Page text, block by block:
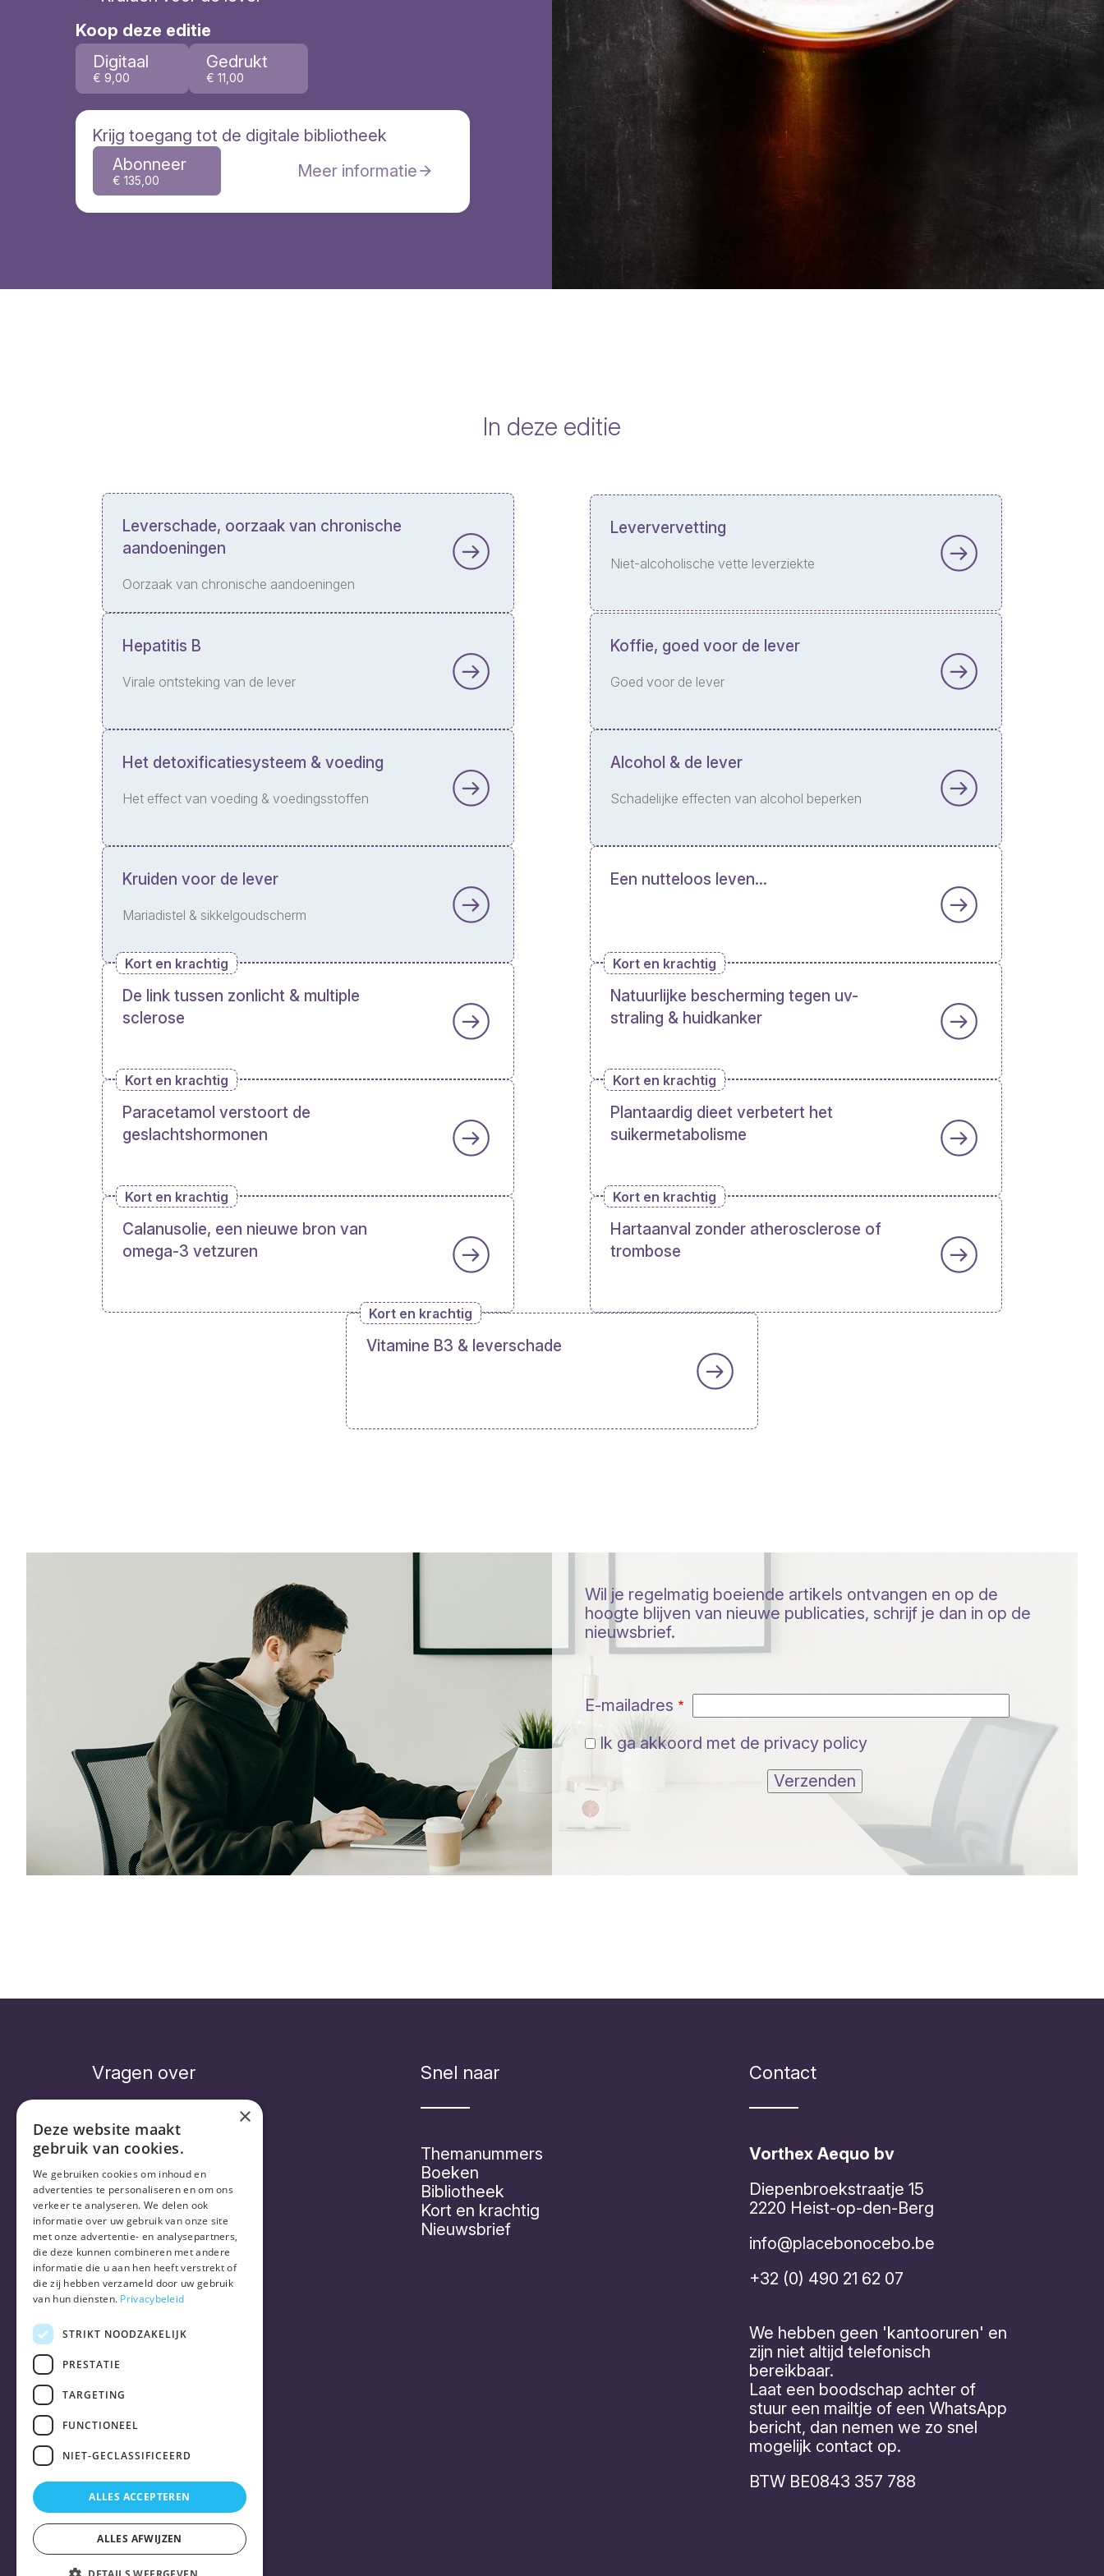
Koop deze editie
€ 9,00
Digitaal
€ 11,00
Gedrukt
Krijg toegang tot de digitale bibliotheek
Abonneer
€ 135,00 Meer informatie
In deze editie
Leverschade, oorzaak van chronische
aandoeningen
Oorzaak van chronische aandoeningen
Leververvetting
Niet-alcoholische vette leverziekte
Hepatitis B
Virale ontsteking van de lever
Koffie, goed voor de lever
Goed voor de lever
Het detoxificatiesysteem & voeding
Het effect van voeding & voedingsstoffen
Alcohol & de lever
Schadelijke effecten van alcohol beperken
Kruiden voor de lever
Mariadistel & sikkelgoudscherm
Een nutteloos leven...
Kort en krachtig
De link tussen zonlicht & multiple
sclerose
Kort en krachtig
Natuurlijke bescherming tegen uv-
straling & huidkanker
Kort en krachtig
Paracetamol verstoort de
geslachtshormonen
Kort en krachtig
Plantaardig dieet verbetert het
suikermetabolisme
Kort en krachtig
Calanusolie, een nieuwe bron van
omega-3 vetzuren
Kort en krachtig
Hartaanval zonder atherosclerose of
trombose
Kort en krachtig
Vitamine B3 & leverschade
Wil je regelmatig boeiende artikels ontvangen en op de
hoogte blijven van nieuwe publicaties, schrijf je dan in op de
nieuwsbrief.
E-mailadres
Ik ga akkoord met de privacy policy
Verzenden
Vragen over
Veelgestelde vragen
Abonnement
Levering
Snel naar
Themanummers
Boeken
Bibliotheek
Kort en krachtig
Nieuwsbrief
Contact
Vorthex Aequo bv
Diepenbroekstraatje 15
2220 Heist-op-den-Berg
info@placebonocebo.be
+32 (0) 490 21 62 07
We hebben geen 'kantooruren' en
zijn niet altijd telefonisch
bereikbaar.
Laat een boodschap achter of
stuur een mailtje of een WhatsApp
bericht, dan nemen we zo snel
mogelijk contact op.
BTW BE0843 357 788
×
Deze website maakt
gebruik van cookies.
We gebruiken cookies om inhoud en
advertenties te personaliseren en om ons
verkeer te analyseren. We delen ook
informatie over uw gebruik van onze site
met onze advertentie- en analysepartners,
die deze kunnen combineren met andere
informatie die u aan hen heeft verstrekt of
die zij hebben verzameld door uw gebruik
van hun diensten. Privacybeleid
STRIKT NOODZAKELIJK
PRESTATIE
TARGETING
FUNCTIONEEL
NIET-GECLASSIFICEERD
ALLES ACCEPTEREN
ALLES AFWIJZEN